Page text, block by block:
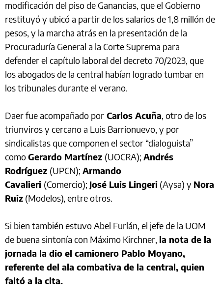
modificación del piso de Ganancias, que el Gobierno
restituyó y ubicó a partir de los salarios de 1,8 millón de
pesos, y la marcha atrás en la presentación de la
Procuraduría General a la Corte Suprema para
defender el capítulo laboral del decreto 70/2023, que
los abogados de la central habían logrado tumbar en
los tribunales durante el verano.
Daer fue acompañado por Carlos Acuña, otro de los
triunviros y cercano a Luis Barrionuevo, y por
sindicalistas que componen el sector “dialoguista”
comoGerardo Martínez (UOCRA); Andrés
Rodríguez (UPCN); Armando
Cavalieri (Comercio); José Luis Lingeri (Aysa) y Nora
Ruiz (Modelos), entre otros.
Si bien también estuvo Abel Furlán, el jefe de la UOM
de buena sintonía con Máximo Kirchner, la nota de la
jornada la dio el camionero Pablo Moyano,
referente del ala combativa de la central, quien
faltó a la cita.